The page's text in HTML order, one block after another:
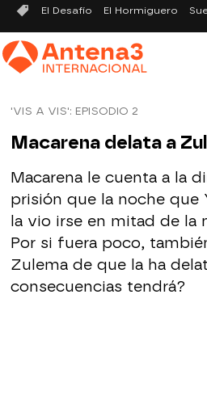
El Desafío El Hormiguero
'VIS A VIS': EPISODIO 2
Macarena delata a
Macarena le cuenta a la
prisión que la noche que
la vio irse en mitad de la
Por si fuera poco,
Zulema de que la ha
consecuencias tendrá?